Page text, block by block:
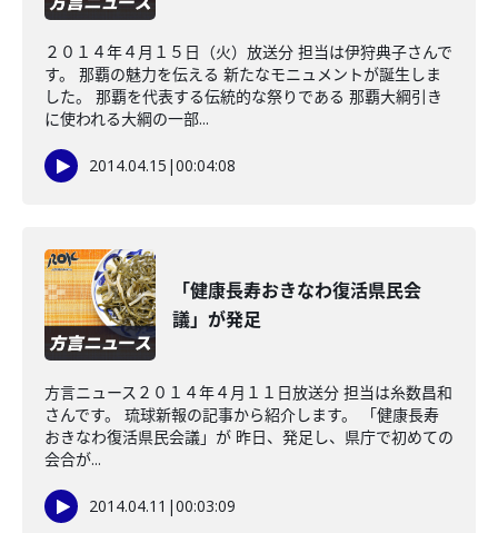
２０１４年４月１５日（火）放送分 担当は伊狩典子さんで
す。 那覇の魅力を伝える 新たなモニュメントが誕生しま
した。 那覇を代表する伝統的な祭りである 那覇大綱引き
に使われる大綱の一部...
2014.04.15 |00:04:08
「健康長寿おきなわ復活県民会
議」が発足
方言ニュース２０１４年４月１１日放送分 担当は糸数昌和
さんです。 琉球新報の記事から紹介します。 「健康長寿
おきなわ復活県民会議」が 昨日、発足し、県庁で初めての
会合が...
2014.04.11 |00:03:09